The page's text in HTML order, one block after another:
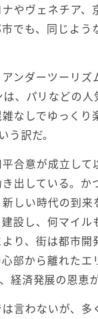
やヴェネチア
でも、同じよ
ンダーツーリ
、パリなどの
なしでゆっく
訳だ。
合意が成立し
出している。
しい時代の到来
設し、何マイ
り、街は都市
部から離れた
経済発展の恩恵
言わないが、